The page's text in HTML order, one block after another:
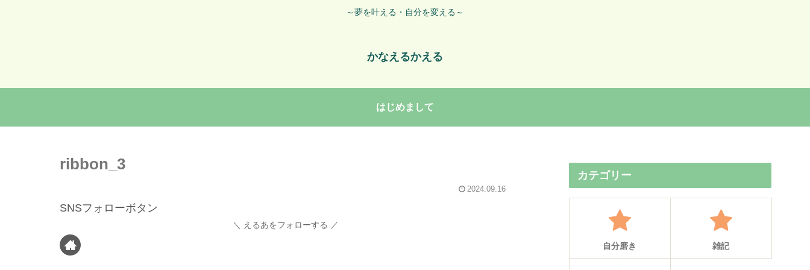
～夢を叶える・自分を変える～
かなえるかえる
はじめまして
ribbon_3
2024.09.16
SNSフォローボタン
えるあをフォローする
カテゴリー
自分磨き 雑記